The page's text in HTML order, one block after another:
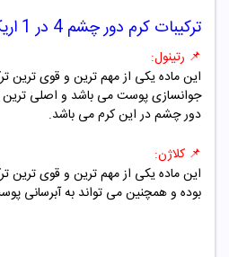
ترکیبات کرم دور چشم 4 در 1 اریکه
📌 رتینول:
این ماده یکی از مهم ترین و قوی ترین
جوانسازی پوست می باشد و اصلی
دور چشم در این کرم می باشد.
📌 کلاژن:
این ماده یکی از مهم ترین و قوی ترین
بوده و همچنین می تواند به آبرسانی